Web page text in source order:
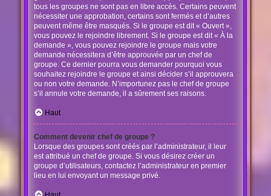
tous les groupes ne sont pas en libre accès. Certains peuvent
nécessiter une approbation, certains sont fermés et d’autres
peuvent même être masqués. Si le groupe est dit « Ouvert »,
vous pouvez le rejoindre librement. Si le groupe est dit « À la
demande », vous pouvez rejoindre le groupe mais votre
demande nécessitera d’être approuvée par un chef de
groupe. Ce dernier pourra vous demander pourquoi vous
souhaitez rejoindre le groupe et ainsi décider s’il approuvera
ou non votre demande. N’importunez pas le chef de groupe
s’il annule votre demande, il a sûrement ses raisons.
Haut
Comment devenir chef de groupe ?
Lorsque des groupes sont créés par l’administrateur, il leur
est attribué un chef de groupe. Si vous désirez créer un
groupe d’utilisateurs, contactez l’administrateur en premier
lieu en lui envoyant un message privé.